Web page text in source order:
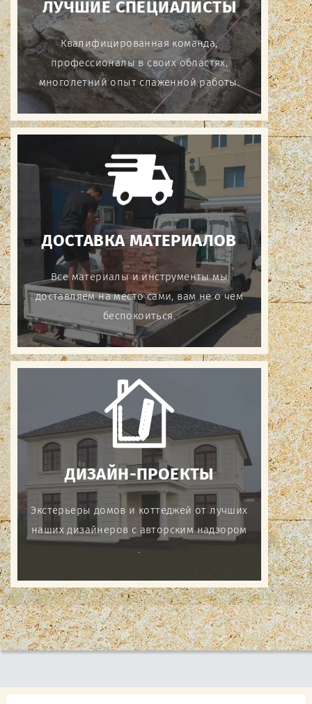
ЛУЧШИЕ СПЕЦИАЛИСТЫ
Квалифицированная команда,
профессионалы в своих областях,
многолетний опыт слаженной работы.
ДОСТАВКА МАТЕРИАЛОВ
Все материалы и инструменты мы
доставляем на место сами, вам не о чем
беспокоиться.
ДИЗАЙН-ПРОЕКТЫ
Экстерьеры домов и коттеджей от лучших
наших дизайнеров с авторским надзором
.